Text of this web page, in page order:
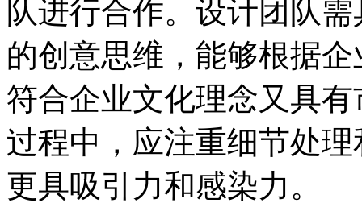
队进行合作。设计团队
的创意思维，能够根据
符合企业文化理念又具
过程中，应注重细节处
更具吸引力和感染力。